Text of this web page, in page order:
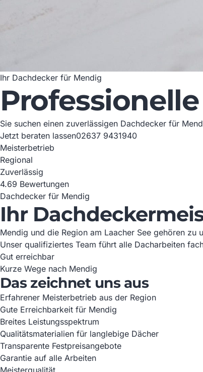
Ihr Dachdecker für Mendig
Sie suchen einen zuverlässigen Dachdecker für
Jetzt beraten lassen02637 9431940
Meisterbetrieb
Regional
Zuverlässig
4.69 Bewertungen
Dachdecker für Mendig
Ihr
Mendig und die Region am Laacher See gehören
Unser qualifiziertes Team führt alle Dacharbeiten
Gut erreichbar
Kurze Wege nach Mendig
Das zeichnet uns aus
Erfahrener Meisterbetrieb aus der Region
Gute Erreichbarkeit für Mendig
Breites Leistungsspektrum
Qualitätsmaterialien für langlebige Dächer
Transparente Festpreisangebote
Garantie auf alle Arbeiten